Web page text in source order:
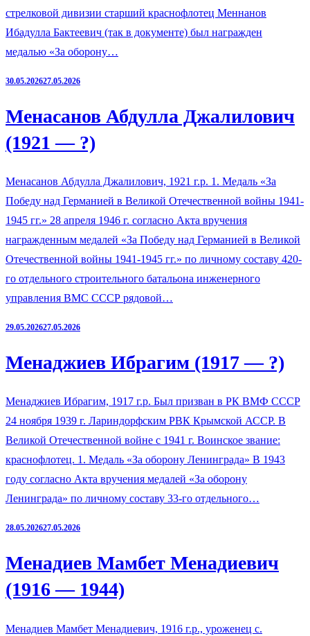
стрелковой дивизии старший краснофлотец Меннанов
Ибадулла Бактеевич (так в документе) был награжден
медалью «За оборону…
30.05.202627.05.2026
Менасанов Абдулла Джалилович
(1921 — ?)
Менасанов Абдулла Джалилович, 1921 г.р. 1. Медаль «За
Победу над Германией в Великой Отечественной войны 1941-
1945 гг.» 28 апреля 1946 г. согласно Акта вручения
награжденным медалей «За Победу над Германией в Великой
Отечественной войны 1941-1945 гг.» по личному составу 420-
го отдельного строительного батальона инженерного
управления ВМС СССР рядовой…
29.05.202627.05.2026
Менаджиев Ибрагим (1917 — ?)
Менаджиев Ибрагим, 1917 г.р. Был призван в РК ВМФ СССР
24 ноября 1939 г. Лариндорфским РВК Крымской АССР. В
Великой Отечественной войне с 1941 г. Воинское звание:
краснофлотец. 1. Медаль «За оборону Ленинграда» В 1943
году согласно Акта вручения медалей «За оборону
Ленинграда» по личному составу 33-го отдельного…
28.05.202627.05.2026
Менадиев Мамбет Менадиевич
(1916 — 1944)
Менадиев Мамбет Менадиевич, 1916 г.р., уроженец с.